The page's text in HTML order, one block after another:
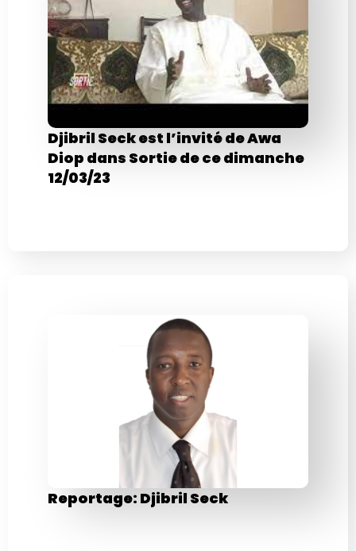
Djibril Seck est l’invité de Awa
Diop dans Sortie de ce dimanche
12/03/23
Reportage: Djibril Seck